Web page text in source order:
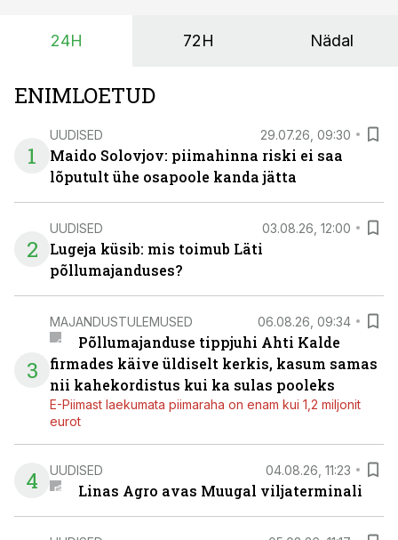
24H 72H Nädal
ENIMLOETUD
1
UUDISED 29.07.26, 09:30
Maido Solovjov: piimahinna riski ei saa
lõputult ühe osapoole kanda jätta
2
UUDISED 03.08.26, 12:00
Lugeja küsib: mis toimub Läti
põllumajanduses?
3
MAJANDUSTULEMUSED 06.08.26, 09:34
Põllumajanduse tippjuhi Ahti Kalde
firmades käive üldiselt kerkis, kasum samas
nii kahekordistus kui ka sulas pooleks
E-Piimast laekumata piimaraha on enam kui 1,2 miljonit
eurot
4 UUDISED 04.08.26, 11:23
Linas Agro avas Muugal viljaterminali